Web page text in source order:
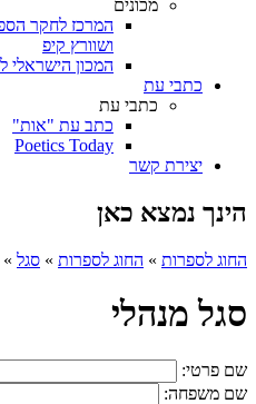
מכונים
המרכז לחקר
ושוורץ קיפ
המכון הישראלי
כתבי עת
כתבי עת
כתב עת "אות"
Poetics Today
יצירת קשר
הינך נמצא כאן
החוג לספרות » החוג לספרות » סגל »
סגל מנהלי
שם פרטי:
שם משפחה: